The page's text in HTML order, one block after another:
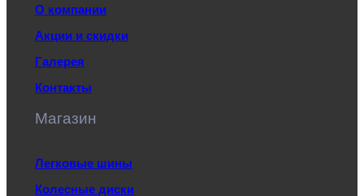
О компании
Акции и скидки
Галерея
Контакты
Магазин
Легковые шины
Колесные диски